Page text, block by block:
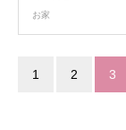
お家
1 2 3